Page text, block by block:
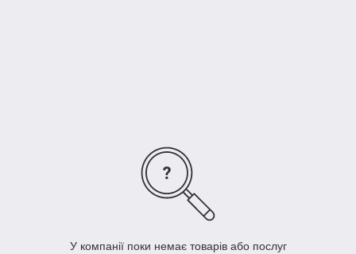
У компанії поки немає товарів або послуг